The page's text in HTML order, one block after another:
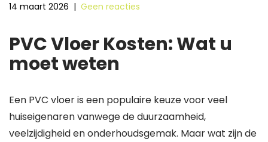
14 maart 2026 | Geen reacties
PVC Vloer Kosten: Wat u
moet weten
Een PVC vloer is een populaire keuze voor veel
huiseigenaren vanwege de duurzaamheid,
veelzijdigheid en onderhoudsgemak. Maar wat zijn de